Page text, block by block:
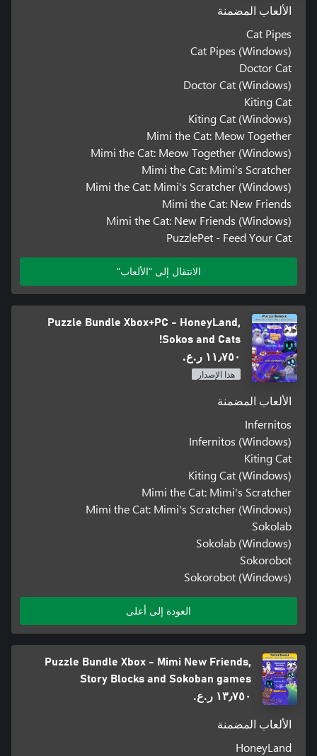
الألعاب المضمنة
Cat Pipes
Cat Pipes (Windows)
Doctor Cat
Doctor Cat (Windows)
Kiting Cat
Kiting Cat (Windows)
Mimi the Cat: Meow Together
Mimi the Cat: Meow Together (Windows)
Mimi the Cat: Mimi's Scratcher
Mimi the Cat: Mimi's Scratcher (Windows)
Mimi the Cat: New Friends
Mimi the Cat: New Friends (Windows)
PuzzlePet - Feed Your Cat
الانتقال إلى "الألعاب"
Puzzle Bundle Xbox+PC - HoneyLand,
Sokos and Cats!
١١٫٧٥٠ ر.ع.‏
هذا الإصدار
الألعاب المضمنة
Infernitos
Infernitos (Windows)
Kiting Cat
Kiting Cat (Windows)
Mimi the Cat: Mimi's Scratcher
Mimi the Cat: Mimi's Scratcher (Windows)
Sokolab
Sokolab (Windows)
Sokorobot
Sokorobot (Windows)
العودة إلى أعلى
Puzzle Bundle Xbox - Mimi New Friends,
Story Blocks and Sokoban games
١٣٫٧٥٠ ر.ع.‏
الألعاب المضمنة
HoneyLand